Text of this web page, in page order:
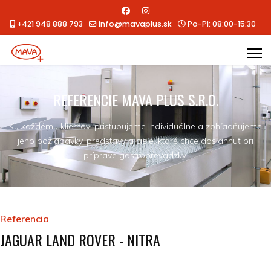
+421 948 888 793 info@mavaplus.sk Po-Pi: 08:00-15:30
REFERENCIE MAVA PLUS S.R.O.
Ku každému klientovi pristupujeme individuálne a zohľadňujeme
jeho požiadavky, predstavy a ciele, ktoré chce dosiahnuť pri
príprave gastroprevádzky.
Referencia
JAGUAR LAND ROVER - NITRA